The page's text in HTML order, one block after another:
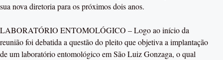
sua nova diretoria para os próximos dois anos.
LABORATÓRIO ENTOMOLÓGICO – Logo ao início da
reunião foi debatida a questão do pleito que objetiva a implantação
de um laboratório entomológico em São Luiz Gonzaga, o qual